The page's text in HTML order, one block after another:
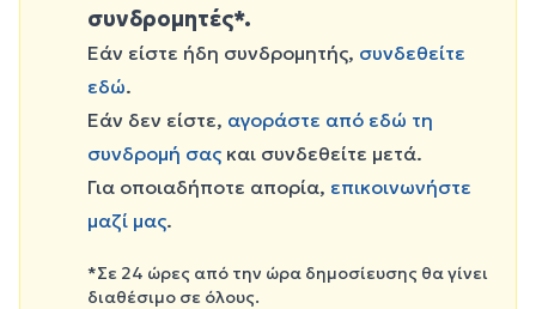
συνδρομητές*.
Εάν είστε ήδη συνδρομητής, συνδεθείτε
εδώ.
Εάν δεν είστε, αγοράστε από εδώ τη
συνδρομή σας και συνδεθείτε μετά.
Για οποιαδήποτε απορία, επικοινωνήστε
μαζί μας.
*Σε 24 ώρες από την ώρα δημοσίευσης θα γίνει
διαθέσιμο σε όλους.